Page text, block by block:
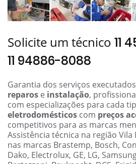
Solicite um técnico 11
11 94886-8088
Garantia dos serviços
reparos e instalação,
com especializações para cada
eletrodomésticos com preços
competitivos para as marcas
Assistência técnica na região
nas marcas Brastemp, Bosch,
Dako, Electrolux, GE, LG,